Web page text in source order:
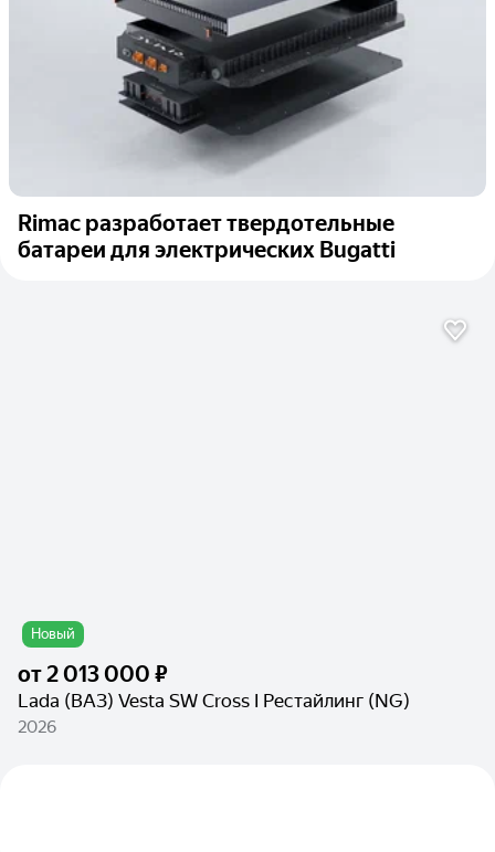
Rimac разработает твердотельные
батареи для электрических Bugatti
Новый
от2 013 000 ₽
Lada (ВАЗ) Vesta SW Cross I Рестайлинг (NG)
2026